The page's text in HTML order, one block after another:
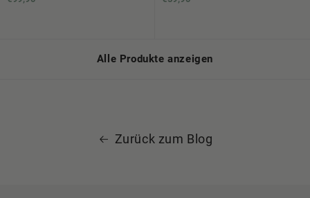
Alle Produkte anzeigen
Zurück zum Blog